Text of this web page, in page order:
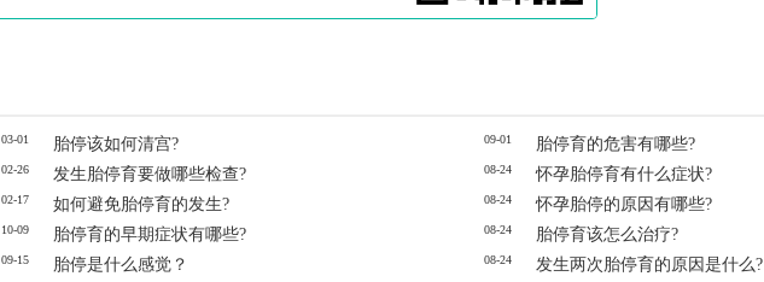
03-01
02-26
02-17
10-09
09-15
09-01
胎停该如何清宫?
08-24
发生胎停育要做哪些检查?
08-24
如何避免胎停育的发生?
08-24
胎停育的早期症状有哪些?
08-24
胎停是什么感觉？
胎停育的危害有哪些?
怀孕胎停育有什么症状?
怀孕胎停的原因有哪些?
胎停育该怎么治疗?
发生两次胎停育的原因是什么?